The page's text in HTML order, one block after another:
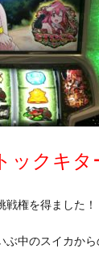
ックキタ
権を得ました！
ぶ中のスイカか